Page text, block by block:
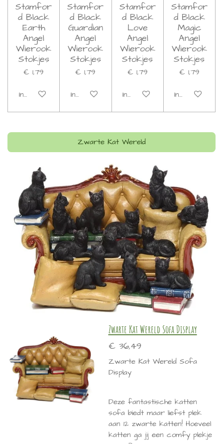
Stamfor
d Black
Earth
Angel
Wierook
Stokjes
€ 1,79
In winkelwagen
Stamfor
d Black
Guardian
Angel
Wierook
Stokjes
€ 1,79
In winkelwagen
Stamfor
d Black
Love
Angel
Wierook
Stokjes
€ 1,79
In winkelwagen
Stamfor
d Black
Magic
Angel
Wierook
Stokjes
€ 1,79
In
Zwarte Kat Wereld
Zwarte Kat Wereld Sofa Display
€ 36,49
Zwarte Kat Wereld Sofa
Display
Deze fantastische katten
sofa biedt maar liefst plek
aan 12 zwarte katten! Hoeveel
katten ga jij een comfy plekje